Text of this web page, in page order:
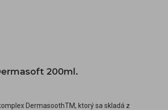
200ml.
DermasoothTM, ktorý sa skladá z